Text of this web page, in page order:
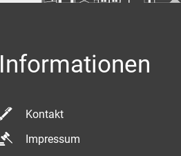
Informationen
Kontakt
Impressum